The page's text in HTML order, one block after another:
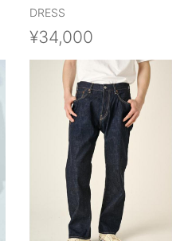
DRESS
¥34,000